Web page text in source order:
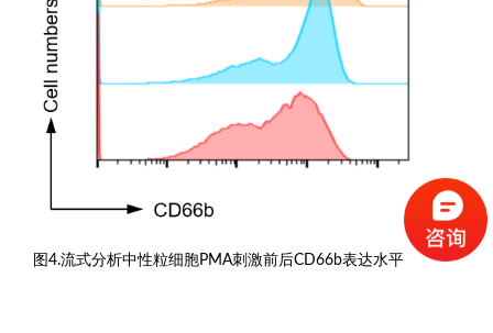
图4.流式分析中性粒细胞PMA刺激前后CD66b表达水平